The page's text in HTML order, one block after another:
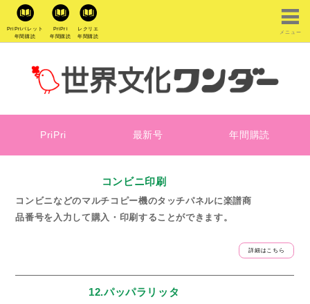
PriPriパレット
年間購読
PriPri
年間購読
レクリエ
年間購読
メニュー
PriPri 最新号 年間購読
コンビニ印刷
コンビニなどのマルチコピー機のタッチパネルに楽譜商
品番号を入力して購入・印刷することができます。
詳細はこちら
12.パッパラリッタ